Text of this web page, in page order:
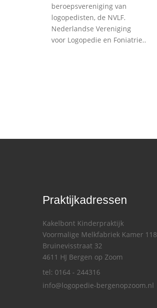
beroepsvereniging van
logopedisten, de NVLF.
Nederlandse Vereniging
voor Logopedie en Foniatrie..
Praktijkadressen
Kakelbont Kinderpraktijk
Voormalige Melkfabriek Kamer 118
Bruinevisstraat 32
4611 HJ Bergen op Zoom
tel: 0164 - 244316
info@logopedie-bergenopzoom.nl